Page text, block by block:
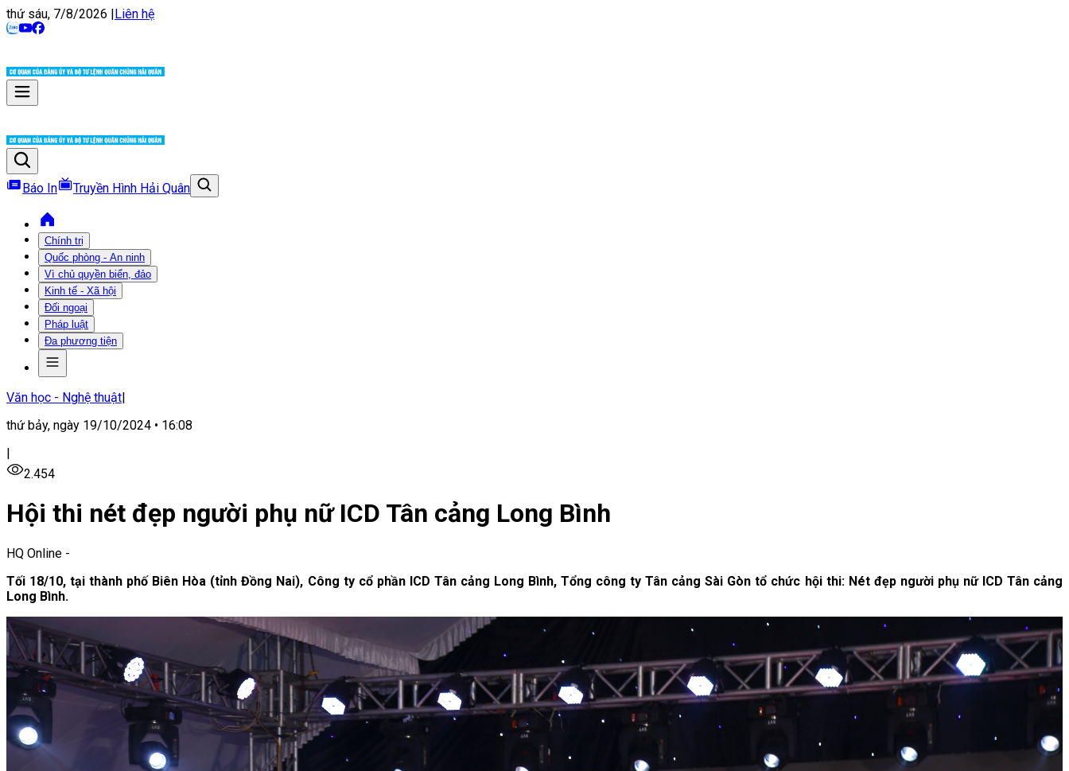
thứ sáu, 7/8/2026 |Liên hệ
Báo In Truyền Hình Hải Quân
Chính trị
Quốc phòng - An ninh
Vì chủ quyền biển, đảo
Kinh tế - Xã hội
Đối ngoại
Pháp luật
Đa phương tiện
Văn học - Nghệ thuật|
thứ bảy, ngày 19/10/2024 • 16:08
|
2.454
Hội thi nét đẹp người phụ nữ ICD Tân cảng Long Bình
HQ Online -
Tối 18/10, tại thành phố Biên Hòa (tỉnh Đồng Nai), Công ty cổ phần ICD Tân cảng Long Bình, Tổng công ty Tân cảng Sài Gòn tổ chức hội thi: Nét đẹp người phụ nữ ICD Tân cảng
Long Bình.